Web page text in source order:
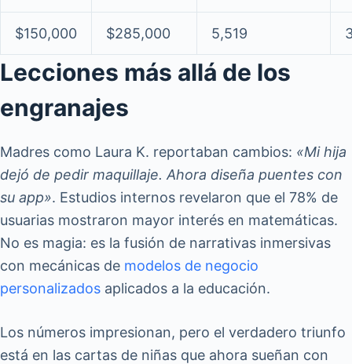
$150,000 $285,000 5,519
Lecciones más allá de los
engranajes
Madres como Laura K. reportaban cambios: «Mi hija
dejó de pedir maquillaje. Ahora diseña puentes con
su app». Estudios internos revelaron que el 78% de
usuarias mostraron mayor interés en matemáticas.
No es magia: es la fusión de narrativas inmersivas
con mecánicas de modelos de negocio
personalizados aplicados a la educación.
Los números impresionan, pero el verdadero triunfo
está en las cartas de niñas que ahora sueñan con